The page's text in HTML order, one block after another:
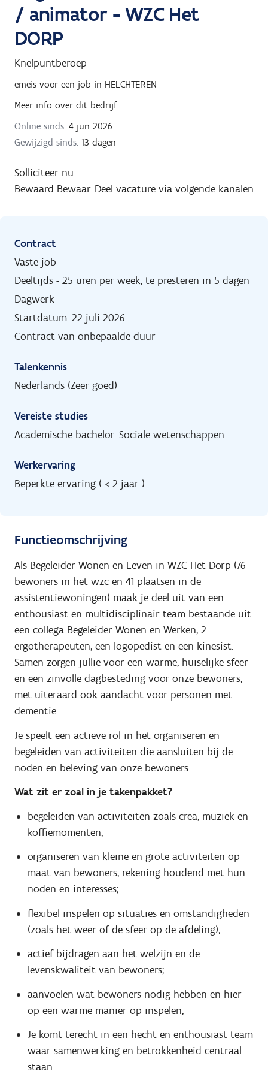
/ animator - WZC Het
DORP
Knelpuntberoep
emeis voor een job in HELCHTEREN
Meer info over dit bedrijf
Online sinds: 4 jun 2026
Gewijzigd sinds: 13 dagen
Solliciteer nu
Bewaard Bewaar Deel vacature via volgende kanalen
Contract
Vaste job
Deeltijds - 25 uren per week, te presteren in 5 dagen
Dagwerk
Startdatum: 22 juli 2026
Contract van onbepaalde duur
Talenkennis
Nederlands (Zeer goed)
Vereiste studies
Academische bachelor: Sociale wetenschappen
Werkervaring
Beperkte ervaring ( < 2 jaar )
Functieomschrijving
Als Begeleider Wonen en Leven in WZC Het Dorp (76
bewoners in het wzc en 41 plaatsen in de
assistentiewoningen) maak je deel uit van een
enthousiast en multidisciplinair team bestaande uit
een collega Begeleider Wonen en Werken, 2
ergotherapeuten, een logopedist en een kinesist.
Samen zorgen jullie voor een warme, huiselijke sfeer
en een zinvolle dagbesteding voor onze bewoners,
met uiteraard ook aandacht voor personen met
dementie.
Je speelt een actieve rol in het organiseren en
begeleiden van activiteiten die aansluiten bij de
noden en beleving van onze bewoners.
Wat zit er zoal in je takenpakket?
begeleiden van activiteiten zoals crea, muziek en
koffiemomenten;
organiseren van kleine en grote activiteiten op
maat van bewoners, rekening houdend met hun
noden en interesses;
flexibel inspelen op situaties en omstandigheden
(zoals het weer of de sfeer op de afdeling);
actief bijdragen aan het welzijn en de
levenskwaliteit van bewoners;
aanvoelen wat bewoners nodig hebben en hier
op een warme manier op inspelen;
Je komt terecht in een hecht en enthousiast team
waar samenwerking en betrokkenheid centraal
staan.